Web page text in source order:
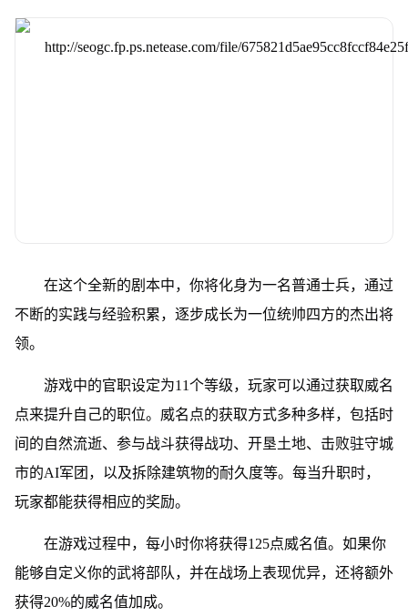
在这个全新的剧本中，你将化身为一名普通士兵，通过
不断的实践与经验积累，逐步成长为一位统帅四方的杰出将
领。
游戏中的官职设定为11个等级，玩家可以通过获取威名
点来提升自己的职位。威名点的获取方式多种多样，包括时
间的自然流逝、参与战斗获得战功、开垦土地、击败驻守城
市的AI军团，以及拆除建筑物的耐久度等。每当升职时，
玩家都能获得相应的奖励。
在游戏过程中，每小时你将获得125点威名值。如果你
能够自定义你的武将部队，并在战场上表现优异，还将额外
获得20%的威名值加成。